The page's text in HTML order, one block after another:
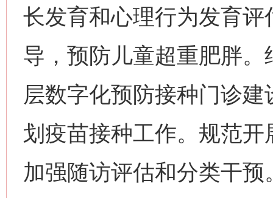
长发育和心理行为发育
导，预防儿童超重肥胖
层数字化预防接种门诊
划疫苗接种工作。规范
加强随访评估和分类干